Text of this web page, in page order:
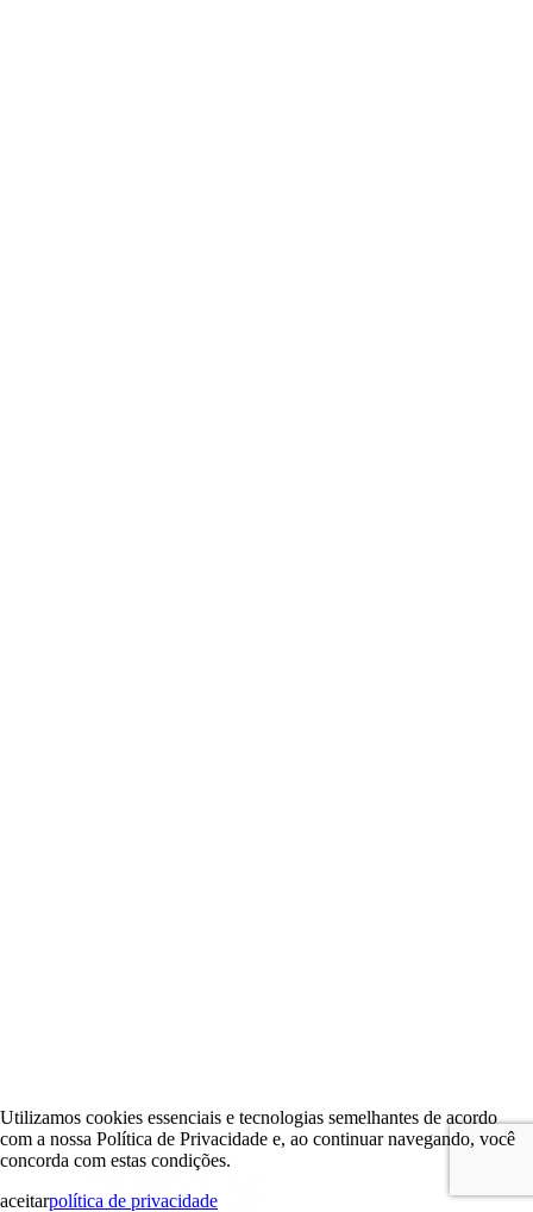
Utilizamos cookies essenciais e tecnologias semelhantes de acordo
com a nossa Política de Privacidade e, ao continuar navegando, você
concorda com estas condições.
aceitarpolítica de privacidade